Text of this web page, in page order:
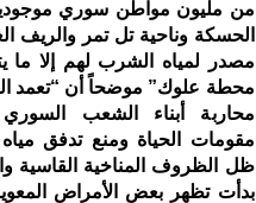
من مليون مواطن سوري
الحسكة وناحية تل تمر والريف
مصدر لمياه الشرب لهم إلا
محطة علوك” موضحاً أن “تعمد
محاربة أبناء الشعب
مقومات الحياة ومنع تدفق
بدأت تظهر بعض الأمراض